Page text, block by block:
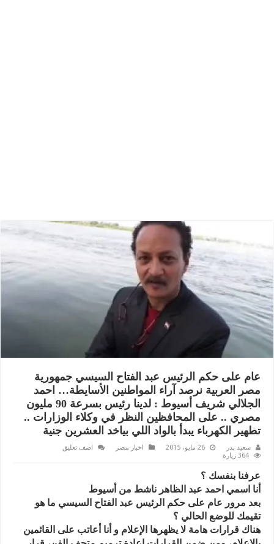
عام على حكم الرئيس عبد الفتاح السيسي جمهورية
مصر العربية نرصد آراء المواطنين الأسايطة… احمد
الجلالي شريف أسيوط : لدينا رئيس بسرعة 90 مليون
مصري .. على المحافظين النظر في وكلاء الوزارات ..
تطهير الكهرباء يبدأ بالواد اللي بياخد العشرين جنية
سعيد بدر 26 مايو، 2015 اخبار مصر
اضف تعليق
364 زيارة
عرفنا بنفسك ؟
أنا اسمي احمد عبد الظاهر ناشط من أسيوط
بعد مرور عام على حكم الرئيس عبد الفتاح السيسي ما هو
تقيمك للوضع الحالي ؟
هناك قرارات هامة لا يظهرها الإعلام و أنا أعاتب على القائمين